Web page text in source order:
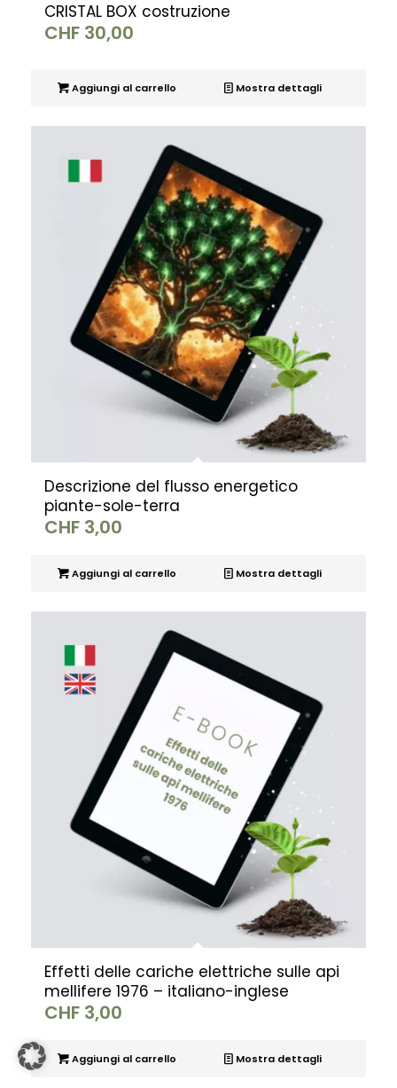
CRISTAL BOX costruzione
CHF30,00
Aggiungi al carrello Mostra dettagli
Descrizione del flusso energetico
piante-sole-terra
CHF3,00
Aggiungi al carrello Mostra dettagli
Effetti delle cariche elettriche sulle api
mellifere 1976 – italiano-inglese
CHF3,00
Aggiungi al carrello Mostra dettagli